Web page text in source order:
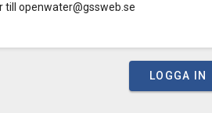
till openwater@gssweb.se
LOGGA IN